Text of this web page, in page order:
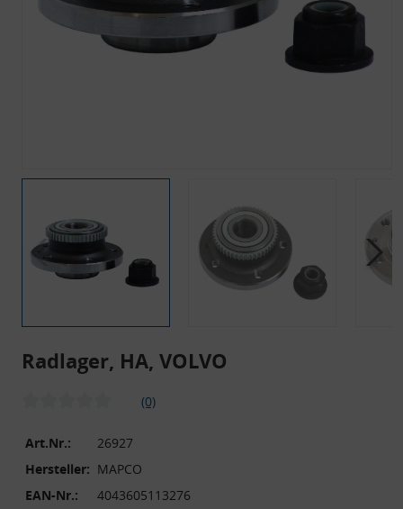
Radlager, HA, VOLVO
(0)
Art.Nr.:
26927
Hersteller: MAPCO
EAN-Nr.:
4043605113276